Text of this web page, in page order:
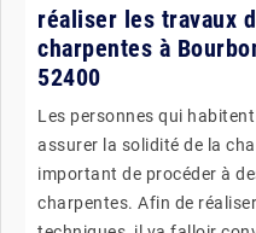
réaliser les travaux
charpentes à
52400
Les personnes qui
assurer la solidité de la
important de procéder à
charpentes. Afin de